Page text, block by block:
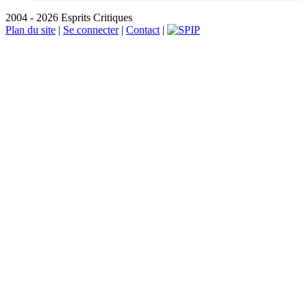
2004 - 2026 Esprits Critiques
Plan du site | Se connecter| Contact |